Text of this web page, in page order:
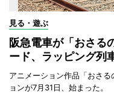
見る・遊ぶ
阪急電車が「おさ
ード、ラッピング列
アニメーション作品「おさ
ョンが7月31日、始まった。